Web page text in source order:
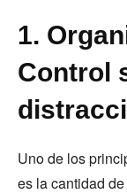
1.
Control
Uno de los
es la cantidad